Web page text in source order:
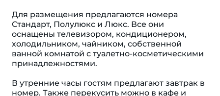
Для размещения предлагаются номера
Стандарт, Полулюкс и Люкс. Все они
оснащены телевизором, кондиционером,
холодильником, чайником, собственной
ванной комнатой с туалетно-косметическими
принадлежностями.
В утренние часы гостям предлагают завтрак в
номер. Также перекусить можно в кафе и